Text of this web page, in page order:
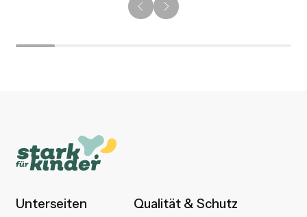
Unterseiten Qualität & Schutz